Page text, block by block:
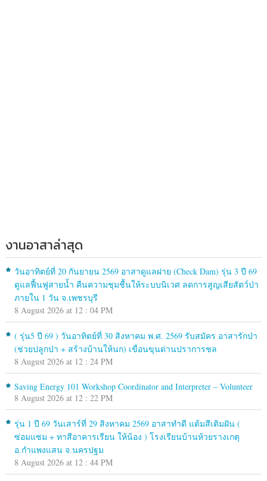
งานอาสาล่าสุด
วันอาทิตย์ที่ 20 กันยายน 2569 อาสาดูแลฝาย (Check Dam) รุ่น 3 ปี 69
ดูแลฟื้นฟูสายน้ำ คืนความชุมชื้นให้ระบบนิเวศ ลดการสูญเสียสัตว์ป่า
ภายใน 1 วัน จ.เพชรบุรี
8 August 2026 at 12 : 04 PM
( รุ่น5 ปี 69 ) วันอาทิตย์ที่ 30 สิงหาคม พ.ศ. 2569 รับสมัคร อาสารักป่า
(ช่วยปลูกป่า + สร้างบ้านให้นก) เขื่อนขุนด่านปราการชล
8 August 2026 at 12 : 24 PM
Saving Energy 101 Workshop Coordinator and Interpreter – Volunteer
8 August 2026 at 12 : 22 PM
รุ่น 1 ปี 69 วันเสาร์ที่ 29 สิงหาคม 2569 อาสาทำดี แต้มสีเติมฝัน (
ซ่อมแซม + ทาสีอาคารเรียน ให้น้อง ) โรงเรียนบ้านห้วยรางเกตุ
อ.กำแพงแสน จ.นครปฐม
8 August 2026 at 12 : 44 PM